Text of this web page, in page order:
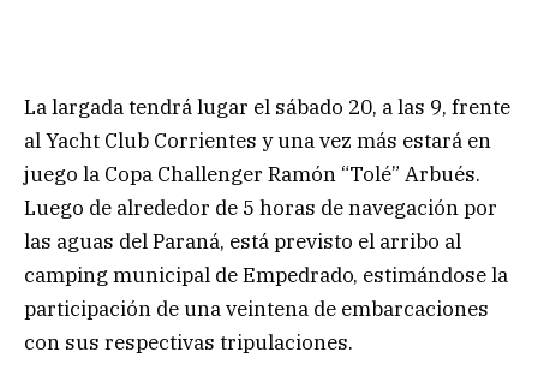
La largada tendrá lugar el sábado 20, a las 9, frente
al Yacht Club Corrientes y una vez más estará en
juego la Copa Challenger Ramón “Tolé” Arbués.
Luego de alrededor de 5 horas de navegación por
las aguas del Paraná, está previsto el arribo al
camping municipal de Empedrado, estimándose la
participación de una veintena de embarcaciones
con sus respectivas tripulaciones.